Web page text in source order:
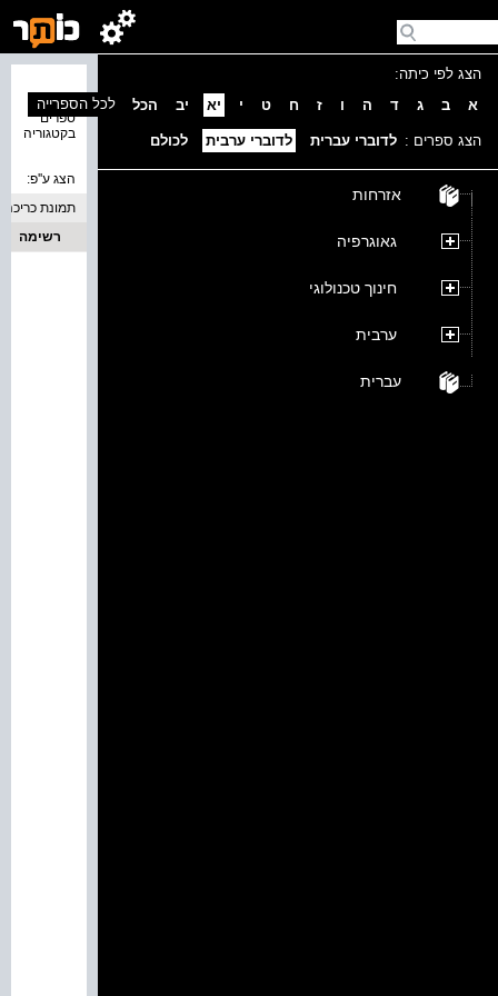
הצג לפי כיתה:
א
ב ג ד ה ו ז ח ט י יא יב הכל
הצג ספרים : לדוברי עברית לדוברי ערבית לכולם
אזרחות
גאוגרפיה
חינוך טכנולוגי
ערבית
עברית
ספרים
בקטגוריה
לכל הספרייה
הצג ע''פ:
תמונת כריכה
רשימה